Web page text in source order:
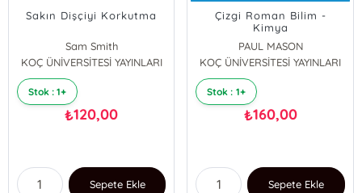
Sakın Dişçiyi Korkutma
Sam Smith
KOÇ ÜNİVERSİTESİ YAYINLARI
Stok : 1+
₺120,00
Sepete Ekle
Çizgi Roman Bilim -
Kimya
PAUL MASON
KOÇ ÜNİVERSİTESİ YAYINLARI
Stok : 1+
₺160,00
Sepete Ekle